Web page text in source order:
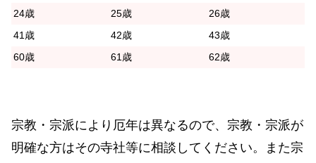
24歳
25歳
26歳
41歳
42歳
43歳
60歳
61歳 62歳
宗教・宗派により厄年は異なるので、宗教・宗派が
明確な方はその寺社等に相談してください。また宗